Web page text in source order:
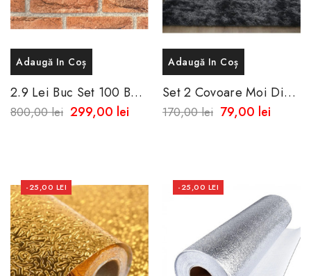
Adaugă In Coș
2.9 Lei Buc Set 100 Buc
Tapet Autoadeziv Cu
Aspect De Caramida
800,00 lei 299,00 lei
Adaugă In Coș
Set 2 Covoare Moi Din
Plus , , Inaltime Perii 40
Mm
170,00 lei 79,00 lei
-25,00 LEI -25,00 LEI